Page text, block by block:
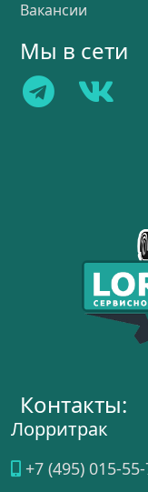
Вакансии
Мы в сети
Контакты:
Лорритрак
+7 (495) 015-